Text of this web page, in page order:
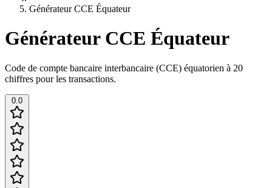
Générateur CCE Équateur
Générateur CCE Équateur
Code de compte bancaire interbancaire (CCE) équatorien à 20
chiffres pour les transactions.
0.0